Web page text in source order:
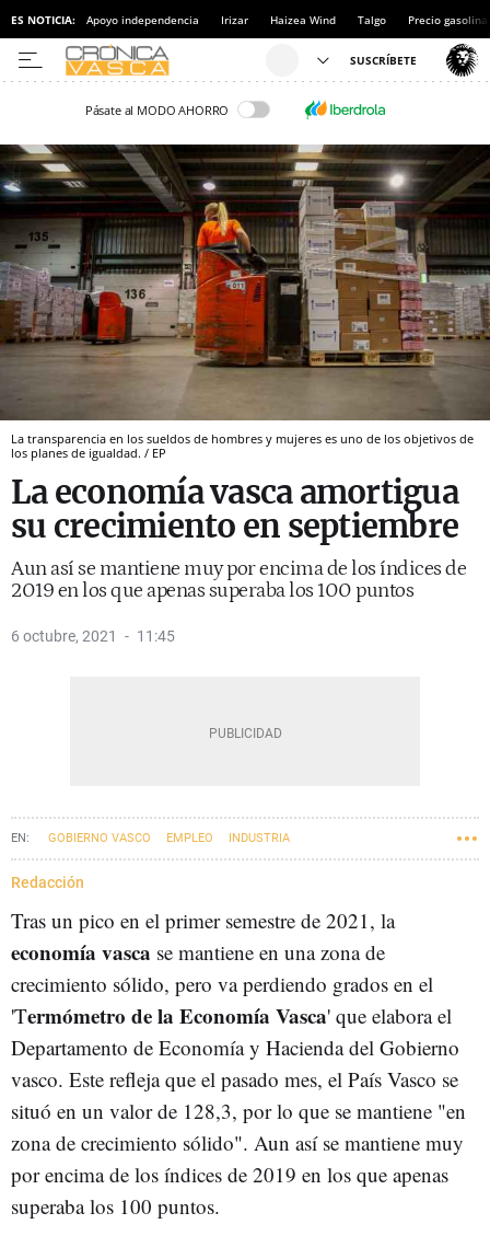
ES NOTICIA: Apoyo independencia Irizar Haizea Wind Talgo Precio gasolina
Pásate al MODO AHORRO
La transparencia en los sueldos de hombres y mujeres es uno de los objetivos de
los planes de igualdad. / EP
La economía vasca amortigua
su crecimiento en septiembre
Aun así se mantiene muy por encima de los índices de
2019 en los que apenas superaba los 100 puntos
6 octubre, 2021 11:45
GOBIERNO VASCO EMPLEO INDUSTRIA
Redacción
Tras un pico en el primer semestre de 2021, la
economía vasca se mantiene en una zona de
crecimiento sólido, pero va perdiendo grados en el
'Termómetro de la Economía Vasca' que elabora el
Departamento de Economía y Hacienda del Gobierno
vasco. Este refleja que el pasado mes, el País Vasco se
situó en un valor de 128,3, por lo que se mantiene "en
zona de crecimiento sólido". Aun así se mantiene muy
por encima de los índices de 2019 en los que apenas
superaba los 100 puntos.